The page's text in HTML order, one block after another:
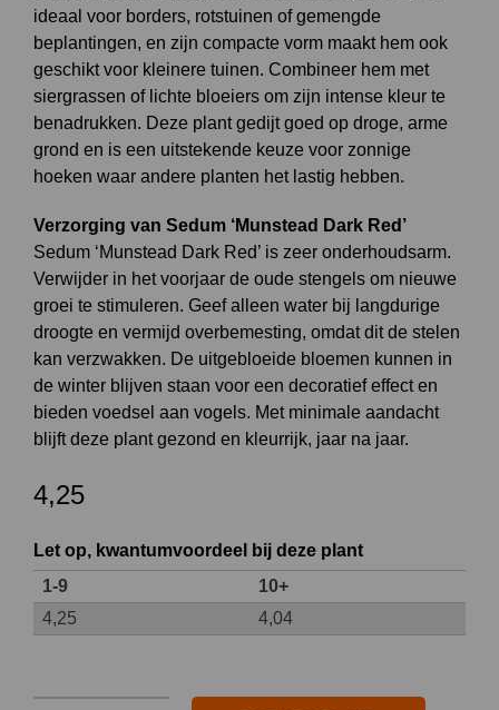
ideaal voor borders, rotstuinen of gemengde
beplantingen, en zijn compacte vorm maakt hem ook
geschikt voor kleinere tuinen. Combineer hem met
siergrassen of lichte bloeiers om zijn intense kleur te
benadrukken. Deze plant gedijt goed op droge, arme
grond en is een uitstekende keuze voor zonnige
hoeken waar andere planten het lastig hebben.
Verzorging van Sedum ‘Munstead Dark Red’
Sedum ‘Munstead Dark Red’ is zeer onderhoudsarm.
Verwijder in het voorjaar de oude stengels om nieuwe
groei te stimuleren. Geef alleen water bij langdurige
droogte en vermijd overbemesting, omdat dit de stelen
kan verzwakken. De uitgebloeide bloemen kunnen in
de winter blijven staan voor een decoratief effect en
bieden voedsel aan vogels. Met minimale aandacht
blijft deze plant gezond en kleurrijk, jaar na jaar.
4,25
Let op, kwantumvoordeel bij deze plant
1-9
10+
4,25
4,04